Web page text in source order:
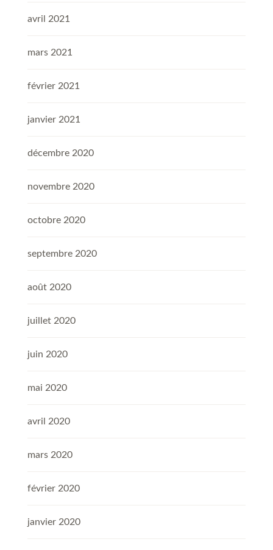
avril 2021
mars 2021
février 2021
janvier 2021
décembre 2020
novembre 2020
octobre 2020
septembre 2020
août 2020
juillet 2020
juin 2020
mai 2020
avril 2020
mars 2020
février 2020
janvier 2020